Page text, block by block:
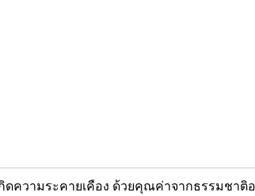
วามระคายเคือง ด้วยคุณค่าจากธรรมชาติ